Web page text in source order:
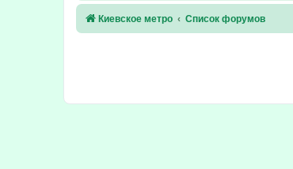
Киевское метро Список форумов